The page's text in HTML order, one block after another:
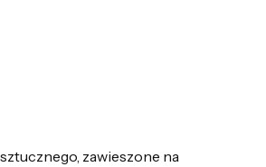
zawieszone na